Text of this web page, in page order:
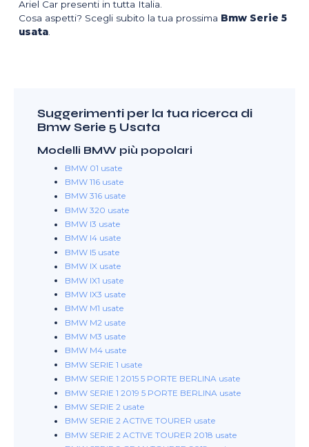
Ariel Car presenti in tutta Italia.
Cosa aspetti? Scegli subito la tua prossima Bmw Serie 5
usata.
Suggerimenti per la tua ricerca di
Bmw Serie 5 Usata
Modelli BMW più popolari
BMW 01 usate
BMW 116 usate
BMW 316 usate
BMW 320 usate
BMW I3 usate
BMW I4 usate
BMW I5 usate
BMW IX usate
BMW IX1 usate
BMW IX3 usate
BMW M1 usate
BMW M2 usate
BMW M3 usate
BMW M4 usate
BMW SERIE 1 usate
BMW SERIE 1 2015 5 PORTE BERLINA usate
BMW SERIE 1 2019 5 PORTE BERLINA usate
BMW SERIE 2 usate
BMW SERIE 2 ACTIVE TOURER usate
BMW SERIE 2 ACTIVE TOURER 2018 usate